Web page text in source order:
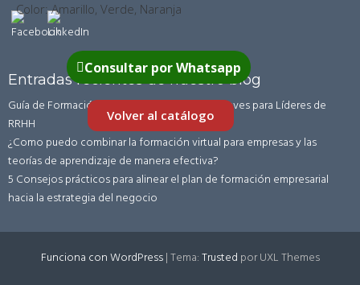
Color: Amarillo, Verde, Naranja
Consultar por Whatsapp
Volver al catálogo
Entradas recientes de nuestro blog
Guía de Formación Corporativa en LATAM: Claves para Líderes de
RRHH
¿Como puedo combinar la formación virtual para empresas y las
teorías de aprendizaje de manera efectiva?
5 Consejos prácticos para alinear el plan de formación empresarial
hacia la estrategia del negocio
Funciona con WordPress|Tema:Trusted por UXL Themes